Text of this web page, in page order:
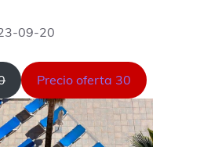
09-20
Precio oferta 30